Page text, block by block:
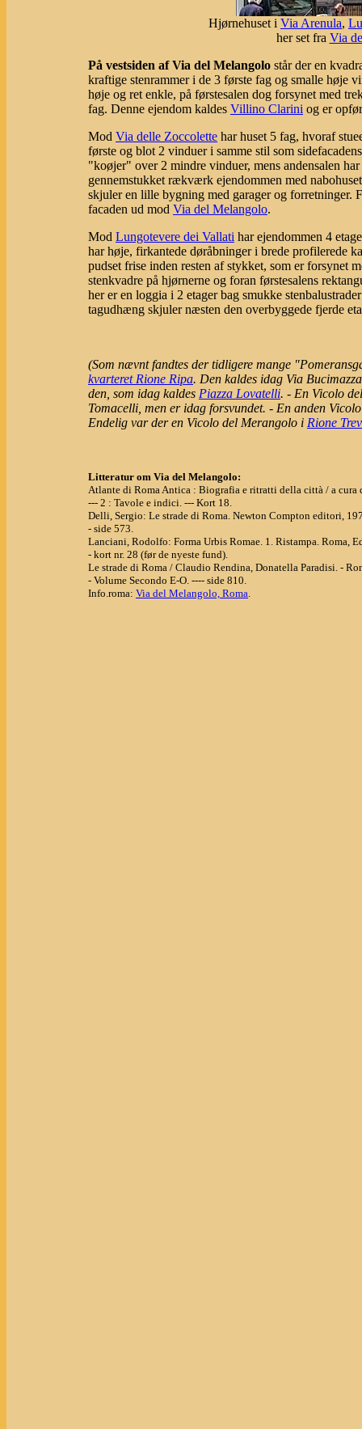
Hjørnehuset i Via Arenula,
her set fra Via
På vestsiden af Via del Melangolo står der en
kraftige stenrammer i de 3 første fag og smalle høje
høje og ret enkle, på førstesalen dog forsynet med
fag. Denne ejendom kaldes Villino Clarini og er
Mod Via delle Zoccolette har huset 5 fag, hvoraf
første og blot 2 vinduer i samme stil som
"koøjer" over 2 mindre vinduer, mens andensalen
gennemstukket rækværk ejendommen med
skjuler en lille bygning med garager og forretninger.
facaden ud mod Via del Melangolo.
Mod Lungotevere dei Vallati har ejendommen 4
har høje, firkantede døråbninger i brede profilerede
pudset frise inden resten af stykket, som er forsynet
stenkvadre på hjørnerne og foran førstesalens
her er en loggia i 2 etager bag smukke
tagudhæng skjuler næsten den overbyggede fjerde
(Som nævnt fandtes der tidligere mange
kvarteret Rione Ripa. Den kaldes idag Via
den, som idag kaldes Piazza Lovatelli. - En Vicolo
Tomacelli, men er idag forsvundet. - En anden
Endelig var der en Vicolo del Merangolo i Rione
Litteratur om Via del Melangolo:
Atlante di Roma Antica : Biografia e ritratti della città / a
--- 2 : Tavole e indici. --- Kort 18.
Delli, Sergio: Le strade di Roma. Newton Compton editori,
- side 573.
Lanciani, Rodolfo: Forma Urbis Romae. 1. Ristampa. Roma,
- kort nr. 28 (før de nyeste fund).
Le strade di Roma / Claudio Rendina, Donatella Paradisi. -
- Volume Secondo E-O. ---- side 810.
Info.roma: Via del Melangolo, Roma.